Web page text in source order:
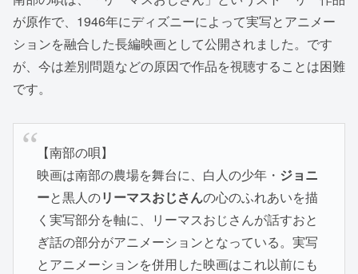
が原作で、1946年にディズニーによって実写とアニメー
ションを融合した長編映画として公開されました。です
が、今は差別問題などの原因で作品を視聴することは困難
です。
【南部の唄】
映画は南部の農場を舞台に、白人の少年・ ジョニ
ーと黒人のリーマスおじさんの心のふれあいを描
く実写部分を軸に、リーマスおじさんが話すおと
ぎ話の部分がアニメーションとなっている。実写
とアニメーションを併用した映画はこれ以前にも